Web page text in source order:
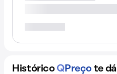
Histórico QPreço te dá